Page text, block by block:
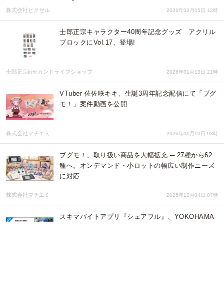
株式会社ピクセル 2026年03月05日 12時
士郎正宗キャラクター40周年記念グッズ アクリル
ブロックにVol.17、登場!
士郎正宗inセカンドライフショップ 2026年01月13日 21時
VTuber 佐佐咲キキ、生誕3周年記念配信にて「ブグ
モ！」案件動画を公開
株式会社マチエミ 2026年01月10日 03時
ブグモ！、取り扱い商品を大幅拡充 ─ 27種から62
種へ。オンデマンド・小ロットの幅広い制作ニーズ
に対応
株式会社マチエミ 2025年12月04日 07時
スキマバイトアプリ『シェアフル』、YOKOHAMA